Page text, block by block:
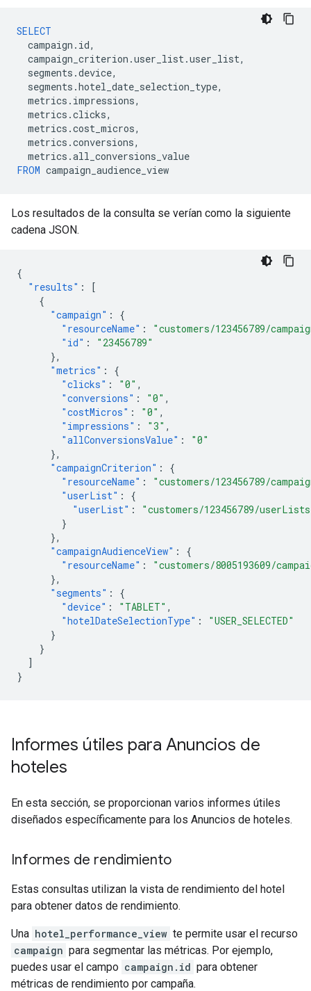
SELECT
campaign . id,
campaign_criterion .user_list.user_list,
segments .device,
segments .hotel_date_selection_type,
metrics . impressions,
metrics .clicks,
metrics .cost_micros,
metrics .conversions,
metrics .all_conversions_value
FROM campaign_audience_view
Los resultados de la consulta se verían como la siguiente
cadena JSON.
{
"results" :
[
{
"campaign" :
{
"resourceName" :
"customers/123456789/
"id" :
"23456789"
},
"metrics" :
{
"clicks" : "0" ,
"conversions" : "0" ,
"costMicros" : "0" ,
"impressions" : "3" ,
"allConversionsValue" :
"0"
},
"campaignCriterion" :
{
"resourceName" :
"customers/123456789/
"userList" :
{
"userList" :
"customers/123456789/
}
},
"campaignAudienceView" :
{
"resourceName" :
"customers/8005193609/
},
"segments" :
{
"device" : "TABLET" ,
"hotelDateSelectionType" :
"USER_SELECTED"
}
}
]
}
Informes útiles para Anuncios de
hoteles
En esta sección, se proporcionan varios informes útiles
diseñados específicamente para los Anuncios de hoteles.
Informes de rendimiento
Estas consultas utilizan la vista de rendimiento del hotel
para obtener datos de rendimiento.
Una hotel_performance_view te permite usar el recurso
campaign para segmentar las métricas. Por ejemplo,
puedes usar el campo campaign.id para obtener
métricas de rendimiento por campaña.